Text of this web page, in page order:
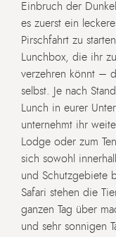
Einbruch der
es zuerst ein
Pirschfahrt zu
Lunchbox, die ihr
verzehren könnt –
selbst. Je nach
Lunch in eurer
unternehmt ihr
Lodge oder zum
sich sowohl
und Schutzgebiete
Safari stehen die
ganzen Tag über
und sehr sonnigen